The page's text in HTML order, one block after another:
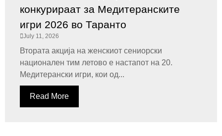
конкурираат за Медитеранските
игри 2026 во Таранто
July 11, 2026
Втората акција на женскиот сениорски
национален тим летово е настапот на 20.
Медитерански игри, кои од...
Read More